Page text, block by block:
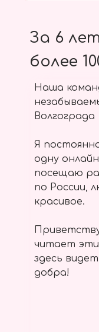
За 6
более
Наша
Волгограда
Я
одну
посещаю
по России,
красивое.
читает
здесь
добра!